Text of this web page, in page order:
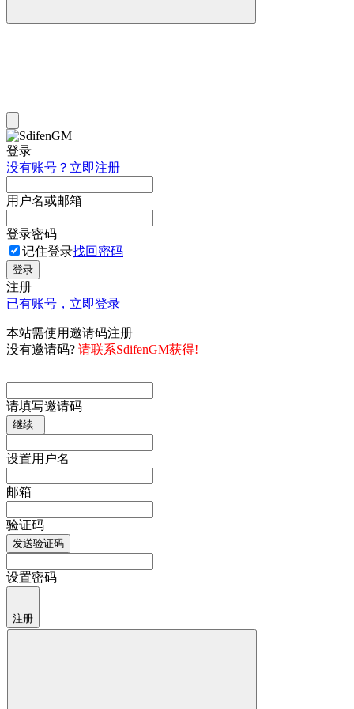
登录
没有账号？立即注册
用户名或邮箱
登录密码
记住登录找回密码
登录
注册
已有账号，立即登录
本站需使用邀请码注册
没有邀请码? 请联系SdifenGM获得!
请填写邀请码
继续
设置用户名
邮箱
验证码
发送验证码
设置密码
注册